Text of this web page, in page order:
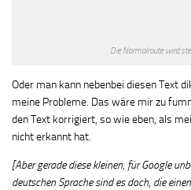
Die Normalroute wird
Oder man kann nebenbei diesen Text
meine Probleme. Das wäre mir zu
den Text korrigiert, so wie eben, als
nicht erkannt hat.
[Aber gerade diese kleinen, für Google
deutschen Sprache sind es doch, die